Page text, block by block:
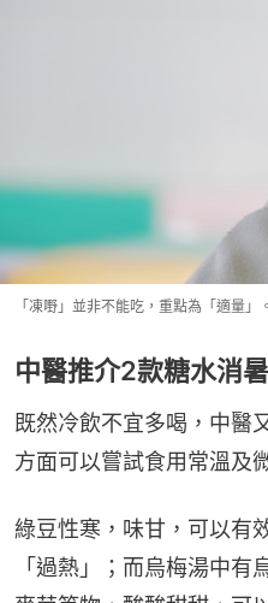
「凍嘢」並非不能吃，重點為「適量」
中醫推介2款糖水消暑
既然冷飲不宜多喝，中醫
方面可以嘗試食用常溫及
綠豆性寒，味甘，可以有
「過熱」；而烏梅湯中有